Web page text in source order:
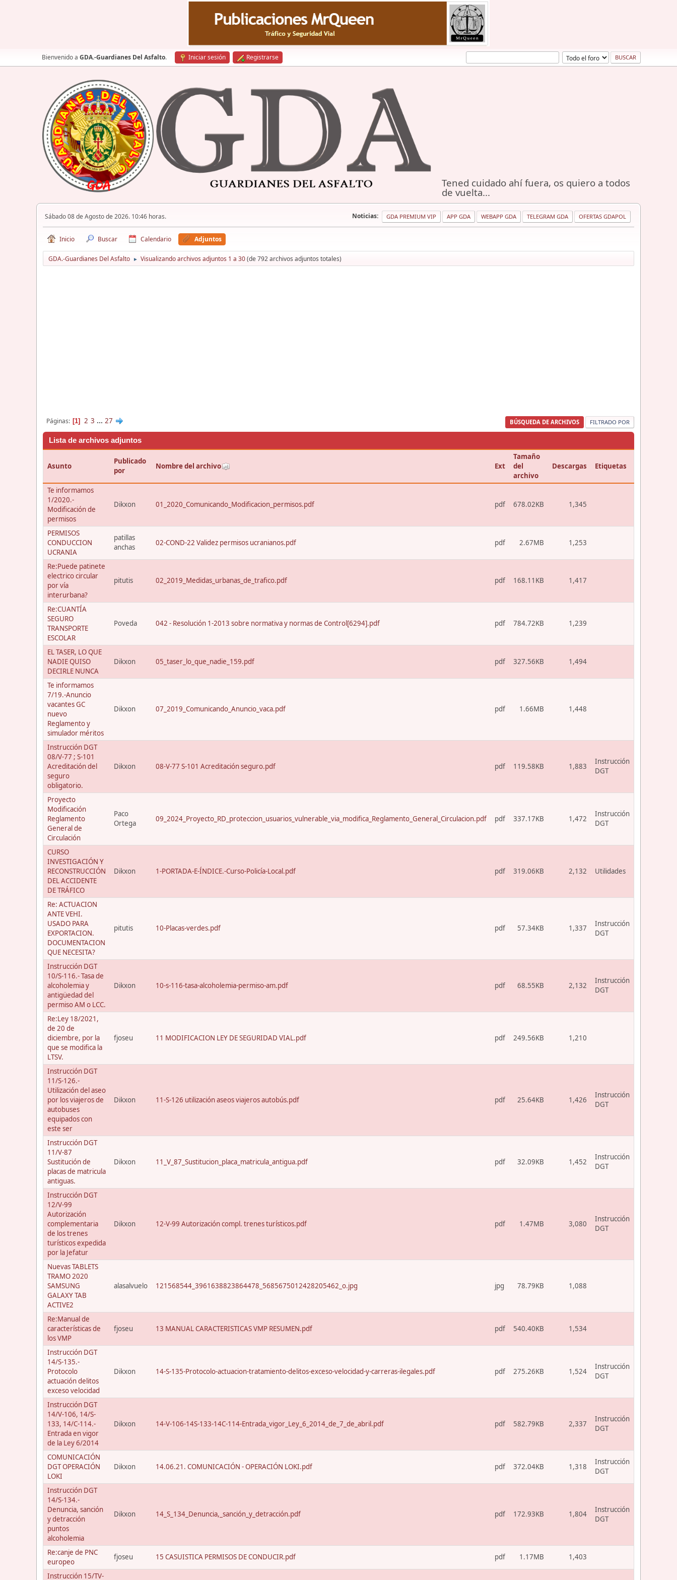
Bienvenido a GDA.-Guardianes Del Asfalto. Iniciar sesión Registrarse
Tened cuidado ahí fuera, os quiero a todos
de vuelta...
Sábado 08 de Agosto de 2026. 10:46 horas. Noticias: GDA PREMIUM VIP APP GDA WEBAPP GDA TELEGRAM GDA OFERTAS GDAPOL
Inicio Buscar Calendario Adjuntos
GDA.-Guardianes Del Asfalto ► Visualizando archivos adjuntos 1 a 30(de 792 archivos adjuntos totales)
BÚSQUEDA DE ARCHIVOS FILTRADO POR
Páginas 1 2 3 ... 27
Lista de archivos adjuntos
Asunto
Publicado
por
Nombre del archivo Ext
Tamaño
del
archivo
Descargas Etiquetas
Te informamos
1/2020.-
Modificación de
permisos
Dikxon 01_2020_Comunicando_Modificacion_permisos.pdf pdf 678.02KB 1,345
PERMISOS
CONDUCCION
UCRANIA
patillas
anchas
02-COND-22 Validez permisos ucranianos.pdf pdf 2.67MB 1,253
Re:Puede patinete
electrico circular
por vía
interurbana?
pitutis 02_2019_Medidas_urbanas_de_trafico.pdf pdf 168.11KB 1,417
Re:CUANTÍA
SEGURO
TRANSPORTE
ESCOLAR
Poveda 042 - Resolución 1-2013 sobre normativa y normas de Control[6294].pdf pdf 784.72KB 1,239
EL TASER, LO QUE
NADIE QUISO
DECIRLE NUNCA
Dikxon 05_taser_lo_que_nadie_159.pdf pdf 327.56KB 1,494
Te informamos
7/19.-Anuncio
vacantes GC
nuevo
Reglamento y
simulador méritos
Dikxon 07_2019_Comunicando_Anuncio_vaca.pdf pdf 1.66MB 1,448
Instrucción DGT
08/V-77 ; S-101
Acreditación del
seguro
obligatorio.
Dikxon 08-V-77 S-101 Acreditación seguro.pdf pdf 119.58KB 1,883
Instrucción
DGT
Proyecto
Modificación
Reglamento
General de
Circulación
Paco
Ortega
09_2024_Proyecto_RD_proteccion_usuarios_vulnerable_via_modifica_Reglamento_General_Circulacion.pdf pdf 337.17KB 1,472
Instrucción
DGT
CURSO
INVESTIGACIÓN Y
RECONSTRUCCIÓN
DEL ACCIDENTE
DE TRÁFICO
Dikxon 1-PORTADA-E-ÍNDICE.-Curso-Policía-Local.pdf pdf 319.06KB 2,132 Utilidades
Re: ACTUACION
ANTE VEHI.
USADO PARA
EXPORTACION.
DOCUMENTACION
QUE NECESITA?
pitutis 10-Placas-verdes.pdf pdf 57.34KB 1,337
Instrucción
DGT
Instrucción DGT
10/S-116.- Tasa de
alcoholemia y
antigüedad del
permiso AM o LCC.
Dikxon 10-s-116-tasa-alcoholemia-permiso-am.pdf pdf 68.55KB 2,132
Instrucción
DGT
Re:Ley 18/2021,
de 20 de
diciembre, por la
que se modifica la
LTSV.
fjoseu 11 MODIFICACION LEY DE SEGURIDAD VIAL.pdf pdf 249.56KB 1,210
Instrucción DGT
11/S-126.-
Utilización del aseo
por los viajeros de
autobuses
equipados con
este ser
Dikxon 11-S-126 utilización aseos viajeros autobús.pdf pdf 25.64KB 1,426
Instrucción
DGT
Instrucción DGT
11/V-87
Sustitución de
placas de matricula
antiguas.
Dikxon 11_V_87_Sustitucion_placa_matricula_antigua.pdf pdf 32.09KB 1,452
Instrucción
DGT
Instrucción DGT
12/V-99
Autorización
complementaria
de los trenes
turísticos expedida
por la Jefatur
Dikxon 12-V-99 Autorización compl. trenes turísticos.pdf pdf 1.47MB 3,080
Instrucción
DGT
Nuevas TABLETS
TRAMO 2020
SAMSUNG
GALAXY TAB
ACTIVE2
alasalvuelo 121568544_3961638823864478_5685675012428205462_o.jpg jpg 78.79KB 1,088
Re:Manual de
características de
los VMP
fjoseu 13 MANUAL CARACTERISTICAS VMP RESUMEN.pdf pdf 540.40KB 1,534
Instrucción DGT
14/S-135.-
Protocolo
actuación delitos
exceso velocidad
Dikxon 14-S-135-Protocolo-actuacion-tratamiento-delitos-exceso-velocidad-y-carreras-ilegales.pdf pdf 275.26KB 1,524
Instrucción
DGT
Instrucción DGT
14/V-106, 14/S-
133, 14/C-114.-
Entrada en vigor
de la Ley 6/2014
Dikxon 14-V-106-14S-133-14C-114-Entrada_vigor_Ley_6_2014_de_7_de_abril.pdf pdf 582.79KB 2,337
Instrucción
DGT
COMUNICACIÓN
DGT OPERACIÓN
LOKI
Dikxon 14.06.21. COMUNICACIÓN - OPERACIÓN LOKI.pdf pdf 372.04KB 1,318
Instrucción
DGT
Instrucción DGT
14/S-134.-
Denuncia, sanción
y detracción
puntos
alcoholemia
Dikxon 14_S_134_Denuncia,_sanción_y_detracción.pdf pdf 172.93KB 1,804
Instrucción
DGT
Re:canje de PNC
europeo
fjoseu 15 CASUISTICA PERMISOS DE CONDUCIR.pdf pdf 1.17MB 1,403
Instrucción 15/TV-